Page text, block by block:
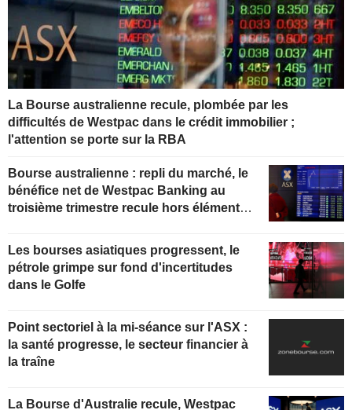
La Bourse australienne recule, plombée par les
difficultés de Westpac dans le crédit immobilier ;
l'attention se porte sur la RBA
Bourse australienne : repli du marché, le
bénéfice net de Westpac Banking au
troisième trimestre recule hors éléments
Les bourses asiatiques progressent, le
pétrole grimpe sur fond d'incertitudes
dans le Golfe
Point sectoriel à la mi-séance sur l'ASX :
la santé progresse, le secteur financier à
la traîne
La Bourse d'Australie recule, Westpac